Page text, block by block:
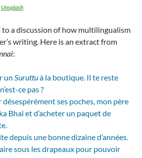
Unsplash
a discussion of how multilingualism
writing. Here is an extract from
:
un Suruttuà la boutique. Il te reste
ce pas ?
ses poches, mon père
Bhai et d’acheter un paquet de
depuis une bonne dizaine d’années.
sous les drapeaux pour pouvoir